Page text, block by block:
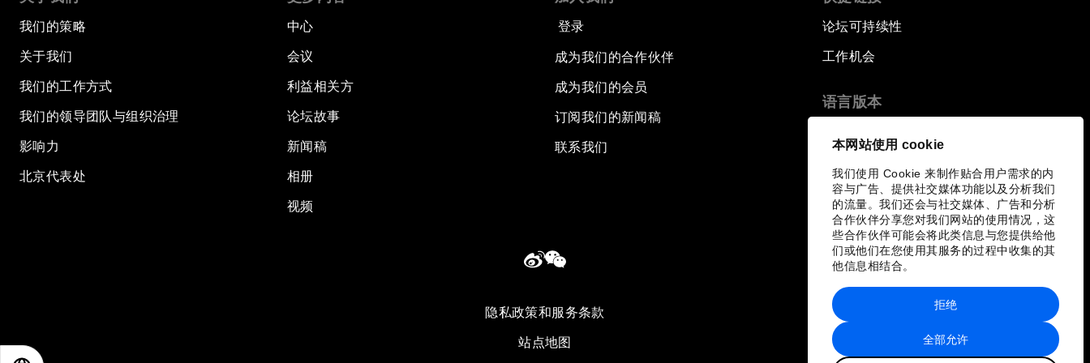
本网站使用 cookie
我们使用 Cookie 来制作贴合用户需求的内
容与广告、提供社交媒体功能以及分析我们
的流量。我们还会与社交媒体、广告和分析
合作伙伴分享您对我们网站的使用情况，这
些合作伙伴可能会将此类信息与您提供给他
们或他们在您使用其服务的过程中收集的其
他信息相结合。
全部允许
拒绝
我们的策略
关于我们
我们的工作方式
我们的领导团队与组织治理
影响力
北京代表处
中心
会议
利益相关方
论坛故事
新闻稿
相册
视频
登录
成为我们的合作伙伴
成为我们的会员
订阅我们的新闻稿
联系我们
论坛可持续性
工作机会
语言版本
隐私政策和服务条款
站点地图